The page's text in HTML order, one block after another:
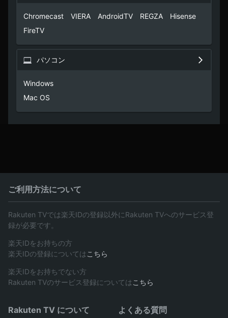
Chromecast　VIERA　AndroidTV　REGZA　Hisense
FireTV
パソコン
Windows
Mac OS
ご利用方法について
Rakuten TVでは楽天IDの登録以外にRakuten TVへのサービス登
録が必要です。
楽天IDをお持ちの方
楽天IDの登録については こちら
楽天IDをお持ちでない方
Rakuten TVのサービス登録については こちら
Rakuten TV について よくある質問